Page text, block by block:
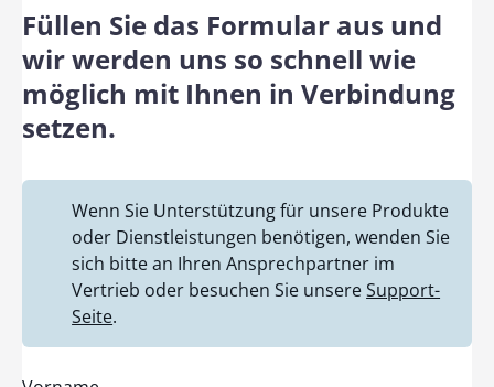
Füllen Sie das Formular aus und
wir werden uns so schnell wie
möglich mit Ihnen in Verbindung
setzen.
Wenn Sie Unterstützung für unsere Produkte
oder Dienstleistungen benötigen, wenden Sie
sich bitte an Ihren Ansprechpartner im
Vertrieb oder besuchen Sie unsereSupport-
Seite.